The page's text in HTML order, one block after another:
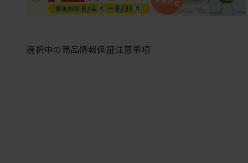
選択中の商品情報保証注意事項